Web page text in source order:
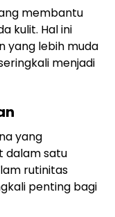
membantu
kulit. Hal ini
yang lebih muda
menjadi
yang
dalam satu
rutinitas
penting bagi